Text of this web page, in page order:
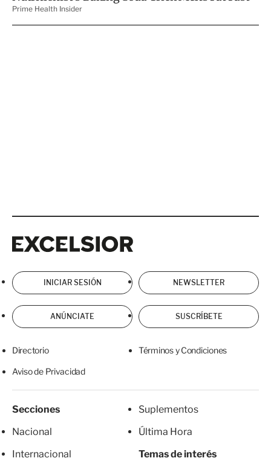
INICIAR SESIÓN NEWSLETTER
ANÚNCIATE SUSCRÍBETE
Directorio Términos y Condiciones
Aviso de Privacidad
Secciones
Nacional
Internacional
Suplementos
Última Hora
Temas de interés